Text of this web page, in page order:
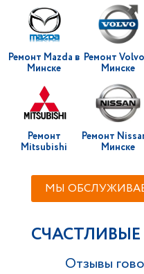
Ремонт Mazda в
Минске
Ремонт
Минске
Ремонт
Mitsubishi
Ремонт
Минске
МЫ
Отзывы